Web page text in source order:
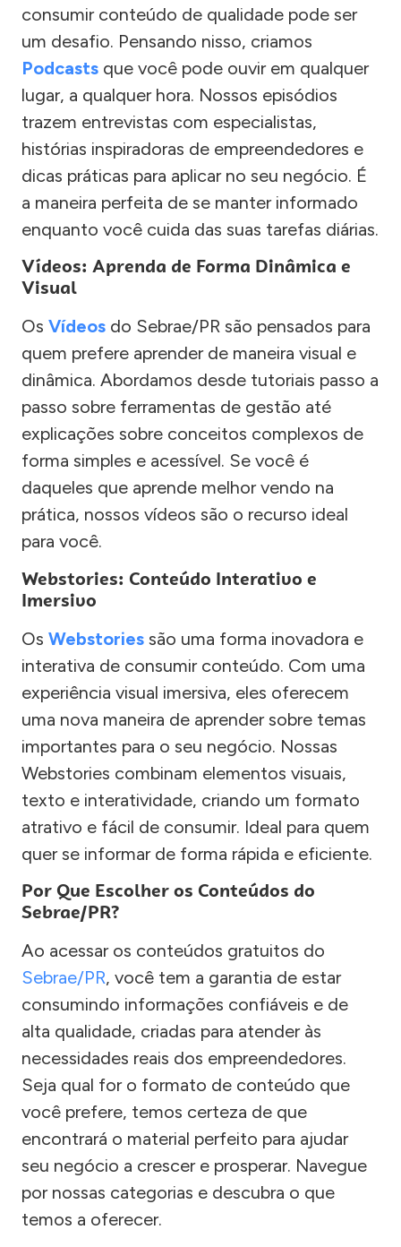
consumir conteúdo de qualidade pode ser
um desafio. Pensando nisso, criamos
Podcasts que você pode ouvir em qualquer
lugar, a qualquer hora. Nossos episódios
trazem entrevistas com especialistas,
histórias inspiradoras de empreendedores e
dicas práticas para aplicar no seu negócio. É
a maneira perfeita de se manter informado
enquanto você cuida das suas tarefas diárias.
Vídeos: Aprenda de Forma Dinâmica e
Visual
Os Vídeos do Sebrae/PR são pensados para
quem prefere aprender de maneira visual e
dinâmica. Abordamos desde tutoriais passo a
passo sobre ferramentas de gestão até
explicações sobre conceitos complexos de
forma simples e acessível. Se você é
daqueles que aprende melhor vendo na
prática, nossos vídeos são o recurso ideal
para você.
Webstories: Conteúdo Interativo e
Imersivo
Os Webstories são uma forma inovadora e
interativa de consumir conteúdo. Com uma
experiência visual imersiva, eles oferecem
uma nova maneira de aprender sobre temas
importantes para o seu negócio. Nossas
Webstories combinam elementos visuais,
texto e interatividade, criando um formato
atrativo e fácil de consumir. Ideal para quem
quer se informar de forma rápida e eficiente.
Por Que Escolher os Conteúdos do
Sebrae/PR?
Ao acessar os conteúdos gratuitos do
Sebrae/PR, você tem a garantia de estar
consumindo informações confiáveis e de
alta qualidade, criadas para atender às
necessidades reais dos empreendedores.
Seja qual for o formato de conteúdo que
você prefere, temos certeza de que
encontrará o material perfeito para ajudar
seu negócio a crescer e prosperar. Navegue
por nossas categorias e descubra o que
temos a oferecer.